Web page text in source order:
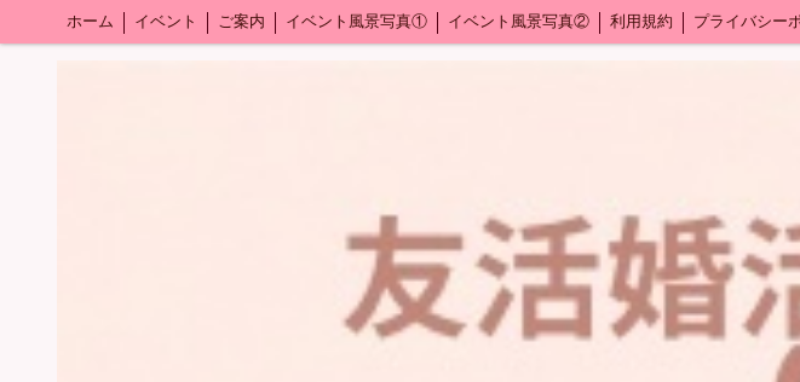
ホーム イベント ご案内 イベント風景写真① イベント風景写真② 利用規約 プライバシー